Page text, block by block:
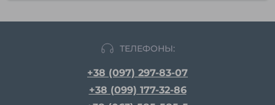
ТЕЛЕФОНЫ:
+38 (097) 297-83-07
+38 (099) 177-32-86